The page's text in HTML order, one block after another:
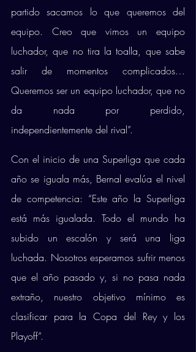
partido sacamos lo que queremos del
equipo. Creo que vimos un equipo
luchador, que no tira la toalla, que sabe
salir de momentos complicados…
Queremos ser un equipo luchador, que no
da nada por perdido,
independientemente del rival”.
Con el inicio de una Superliga que cada
año se iguala más, Bernal evalúa el nivel
de competencia: “Este año la Superliga
está más igualada. Todo el mundo ha
subido un escalón y será una liga
luchada. Nosotros esperamos sufrir menos
que el año pasado y, si no pasa nada
extraño, nuestro objetivo mínimo es
clasificar para la Copa del Rey y los
Playoff”.